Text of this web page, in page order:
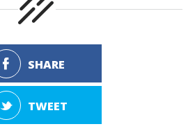
SHARE
TWEET